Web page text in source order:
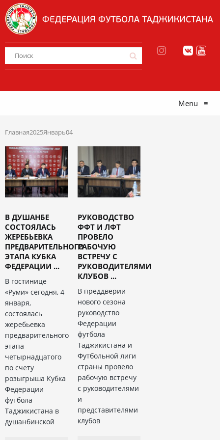
Menu ≡
Главная2025Январь04
В ДУШАНБЕ
СОСТОЯЛАСЬ
ЖЕРЕБЬЕВКА
ПРЕДВАРИТЕЛЬНОГО
ЭТАПА КУБКА
ФЕДЕРАЦИИ ...
В гостинице
«Руми» сегодня, 4
января,
состоялась
жеребьевка
предварительного
этапа
четырнадцатого
по счету
розыгрыша Кубка
Федерации
футбола
Таджикистана в
душанбинской
РУКОВОДСТВО
ФФТ И ЛФТ
ПРОВЕЛО
РАБОЧУЮ
ВСТРЕЧУ С
РУКОВОДИТЕЛЯМИ
КЛУБОВ ...
В преддверии
нового сезона
руководство
Федерации
футбола
Таджикистана и
Футбольной лиги
страны провело
рабочую встречу
с руководителями
и
представителями
клубов